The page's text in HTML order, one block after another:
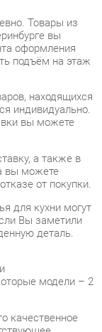
находящихся
вы можете
можете
от покупки.
кухни могут
деталь.
модели – 2
и
его
нашим